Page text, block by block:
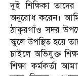
দুই শি‌ক্ষিকা
অনুরোধ করেন।
ঠাকুরগাঁও সদর
স্কুলে উপ‌স্থিত হয়ে
চাইলে অভিযুক্ত
শিক্ষা কর্মকর্তা